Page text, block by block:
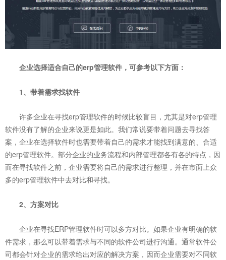
企业选择适合自己的erp管理软件 ，可参考以下方面：
1、带着需求找软件
许多企业在寻找erp管理软件的时候比较盲目，尤其是对erp管理
软件没有了解的企业来说更是如此。我们常说要带着问题去寻找答
案，企业在选择软件时也需要带着自己的需求才能找到满意的、合适
的erp管理软件。部分企业的业务流程和内部管理都各有各的特点，因
而在寻找软件之前，企业需要将自己的需求进行整理，并在市面上众
多的erp管理软件中去对比和寻找。
2、方案对比
企业在寻找ERP管理软件时可以多方对比。如果企业有明确的软
件需求，那么可以带着需求与不同的软件公司进行沟通。通常软件公
司都会针对企业的需求给出对应的解决方案，因而企业需要对不同软